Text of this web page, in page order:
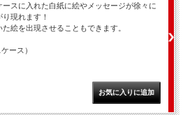
ースに入れた白紙に絵やメッセージが徐々に
現れます！
絵を出現させることもできます。
ース）